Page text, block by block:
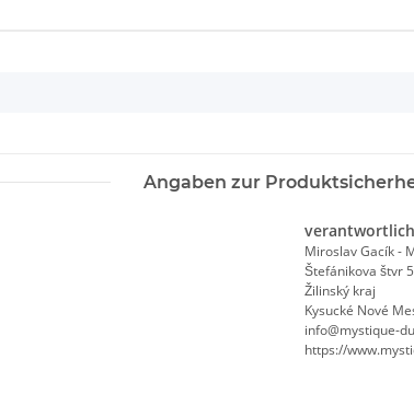
Angaben zur
Miroslav Gacík -
Štefánikova štvr
Žilinský kraj
Kysucké Nové
info@mystique-
https://